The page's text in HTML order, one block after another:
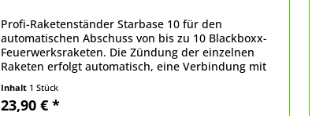
Profi-Raketenständer Starbase 10 für den
automatischen Abschuss von bis zu 10 Blackboxx-
Feuerwerksraketen. Die Zündung der einzelnen
Raketen erfolgt automatisch, eine Verbindung mit
mindestens...
Inhalt 1 Stück
23,90 € *